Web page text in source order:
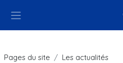
Pages du site Les actualités